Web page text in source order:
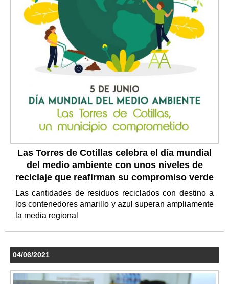
Las Torres de Cotillas celebra el día mundial
del medio ambiente con unos niveles de
reciclaje que reafirman su compromiso verde
Las cantidades de residuos reciclados con destino a
los contenedores amarillo y azul superan ampliamente
la media regional
04/06/2021